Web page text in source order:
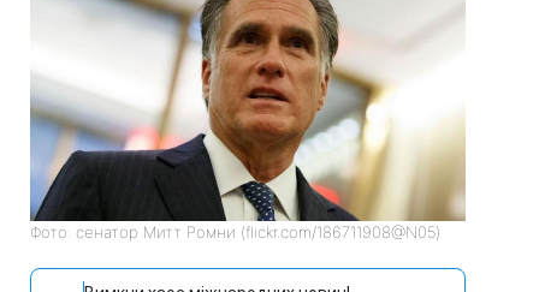
Фото: сенатор Митт Ромни (flickr.com/186711908@N05)